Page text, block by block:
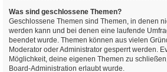
Was sind geschlossene Themen?
Geschlossene Themen sind Themen, in denen
werden kann und bei denen eine laufende
beendet wurde. Themen können aus vielen
Moderator oder Administrator gesperrt werden.
Möglichkeit, deine eigenen Themen zu
Board-Administration erlaubt wurde.